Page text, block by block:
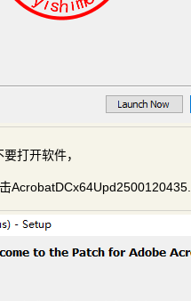
打开软件，